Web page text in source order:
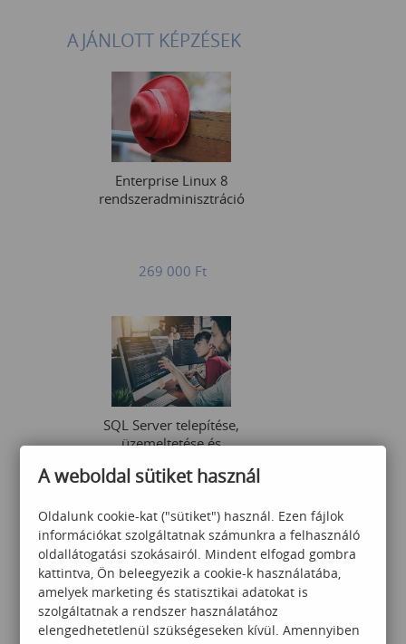
AJÁNLOTT KÉPZÉSEK
Enterprise Linux 8
rendszeradminisztráció
269 000 Ft
SQL Server telepítése,
üzemeltetése és
279 000Ft
A weboldal sütiket használ
Oldalunk cookie-kat ("sütiket") használ. Ezen fájlok
információkat szolgáltatnak számunkra a felhasználó
oldallátogatási szokásairól. Mindent elfogad gombra
kattintva, Ön beleegyezik a cookie-k használatába,
amelyek marketing és statisztikai adatokat is
szolgáltatnak a rendszer használatához
elengedhetetlenül szükségeseken kívül. Amennyiben